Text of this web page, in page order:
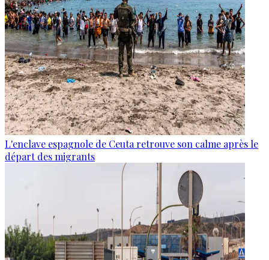
L'enclave espagnole de Ceuta retrouve son calme après le
départ des migrants